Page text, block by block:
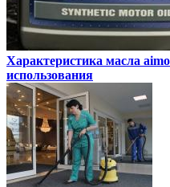
Характеристика масла
использования